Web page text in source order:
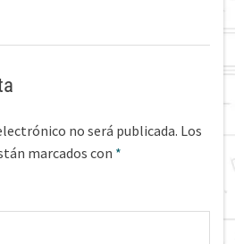
no será publicada. Los
marcados con *